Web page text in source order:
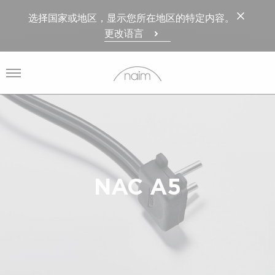
选择国家或地区，显示您所在地区的特定内容。
更改语言
打开菜单
NAC A5